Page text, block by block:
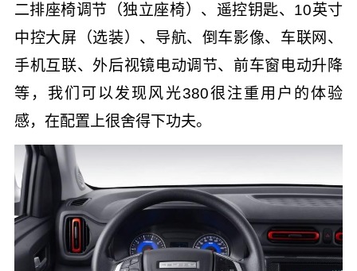
二排座椅调节（独立座椅）、遥控钥匙、10英寸
中控大屏（选装）、导航、倒车影像、车联网、
手机互联、外后视镜电动调节、前车窗电动升降
等，我们可以发现风光380很注重用户的体验
感，在配置上很舍得下功夫。